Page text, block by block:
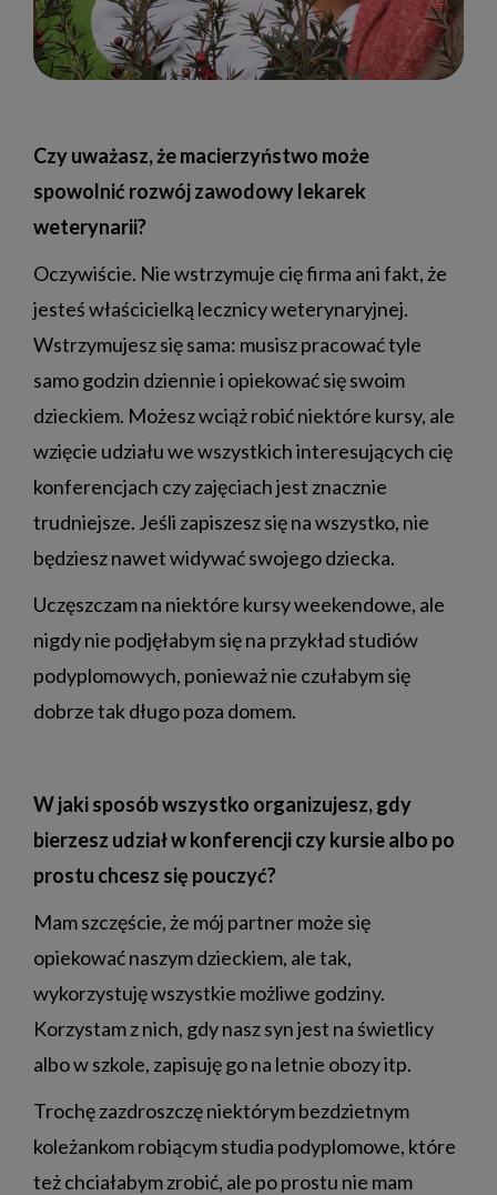
Czy uważasz, że macierzyństwo może
spowolnić rozwój zawodowy lekarek
weterynarii?
Oczywiście. Nie wstrzymuje cię firma ani fakt, że
jesteś właścicielką lecznicy weterynaryjnej.
Wstrzymujesz się sama: musisz pracować tyle
samo godzin dziennie i opiekować się swoim
dzieckiem. Możesz wciąż robić niektóre kursy, ale
wzięcie udziału we wszystkich interesujących cię
konferencjach czy zajęciach jest znacznie
trudniejsze. Jeśli zapiszesz się na wszystko, nie
będziesz nawet widywać swojego dziecka.
Uczęszczam na niektóre kursy weekendowe, ale
nigdy nie podjęłabym się na przykład studiów
podyplomowych, ponieważ nie czułabym się
dobrze tak długo poza domem.
W jaki sposób wszystko organizujesz, gdy
bierzesz udział w konferencji czy kursie albo po
prostu chcesz się pouczyć?
Mam szczęście, że mój partner może się
opiekować naszym dzieckiem, ale tak,
wykorzystuję wszystkie możliwe godziny.
Korzystam z nich, gdy nasz syn jest na świetlicy
albo w szkole, zapisuję go na letnie obozy itp.
Trochę zazdroszczę niektórym bezdzietnym
koleżankom robiącym studia podyplomowe, które
też chciałabym zrobić, ale po prostu nie mam